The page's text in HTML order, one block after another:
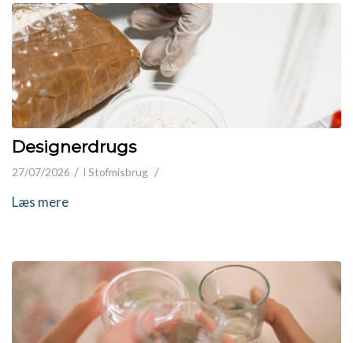
Designerdrugs
27/07/2026 / I Stofmisbrug /
Læs mere